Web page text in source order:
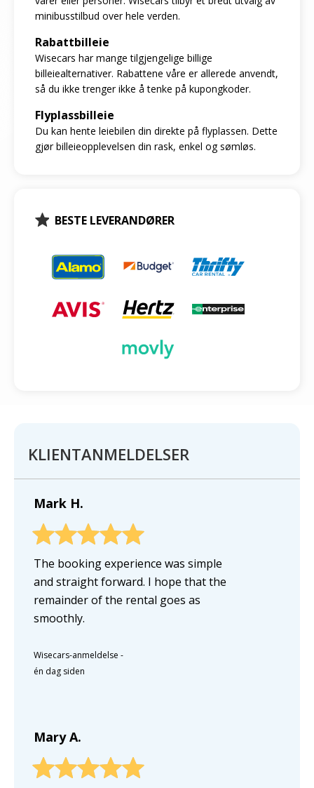
minibusstilbud over hele verden.
Rabattbilleie
Wisecars har mange tilgjengelige billige
billeiealternativer. Rabattene våre er allerede anvendt,
så du ikke trenger ikke å tenke på kupongkoder.
Flyplassbilleie
Du kan hente leiebilen din direkte på flyplassen. Dette
gjør billeieopplevelsen din rask, enkel og sømløs.
BESTE LEVERANDØRER
KLIENTANMELDELSER
Mark H.
The booking experience was simple
and straight forward. I hope that the
remainder of the rental goes as
smoothly.
Wisecars-anmeldelse -
én dag siden
Mary A.